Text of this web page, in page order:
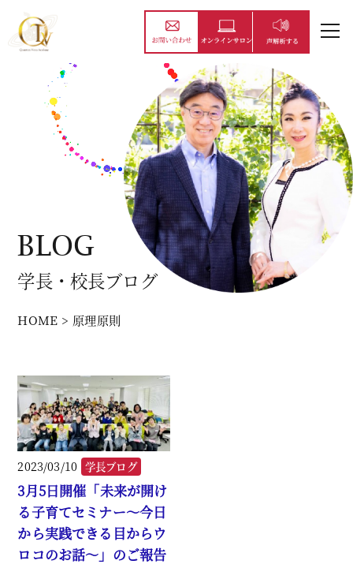
BLOG
学長・校長ブログ
HOME > 原理原則
2023/03/10 学長ブログ
3月5日開催「未来が開け
る子育てセミナー～今日
から実践できる目からウ
ロコのお話～」のご報告